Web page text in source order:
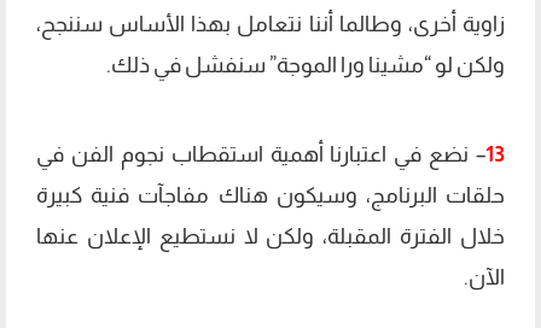
زاوية أخرى، وطالما أننا نتعامل بهذا الأساس سننجح،
ولكن لو “مشينا ورا الموجة” سنفشل في ذلك.
13– نضع في اعتبارنا أهمية استقطاب نجوم الفن في
حلقات البرنامج، وسيكون هناك مفاجآت فنية كبيرة
خلال الفترة المقبلة، ولكن لا نستطيع الإعلان عنها
الآن.